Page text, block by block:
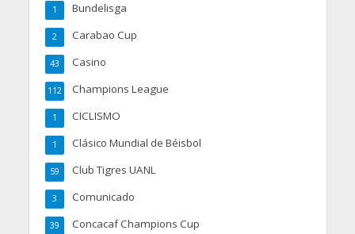
Bundelisga
1
Carabao Cup
2
Casino
43
Champions League
112
CICLISMO
1
Clásico Mundial de Béisbol
1
Club Tigres UANL
59
Comunicado
3
Concacaf Champions Cup
39